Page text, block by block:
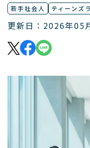
若手社会人 ティーンズ
更新日：2026年05